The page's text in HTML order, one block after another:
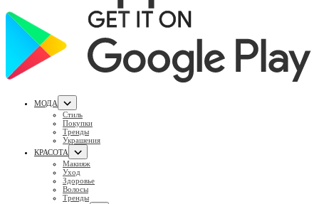
МОДА
Стиль
Покупки
Тренды
Украшения
КРАСОТА
Макияж
Уход
Здоровье
Волосы
Тренды